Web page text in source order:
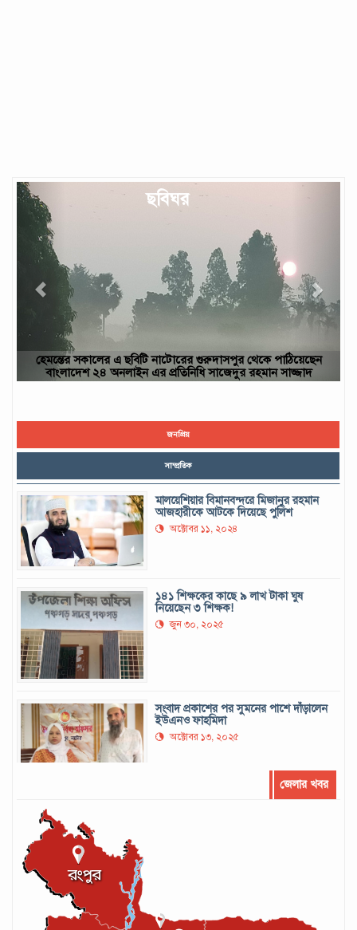
ছবিঘর
ছবিটি নওগাঁ জেলার রাণীনগর উপজেলার পারইল গ্রাম থেকে
ইউসুফ, নওগাঁ
জনপ্রিয়
সাম্প্রতিক
মালয়েশিয়ার বিমানবন্দরে মিজানুর রহমান
আজহারীকে আটকে দিয়েছে পুলিশ
অক্টোবর ১১, ২০২৪
১৪১ শিক্ষকের কাছে ৯ লাখ টাকা ঘুষ
নিয়েছেন ৩ শিক্ষক!
জুন ৩০, ২০২৫
সংবাদ প্রকাশের পর সুমনের পাশে দাঁড়ালেন
ইউএনও ফাহমিদা
অক্টোবর ১৩, ২০২৫
লঙ্কান কোচকে ২০ বছরের জন্য নিষিদ্ধ ঘোষণা
জেলার খবর